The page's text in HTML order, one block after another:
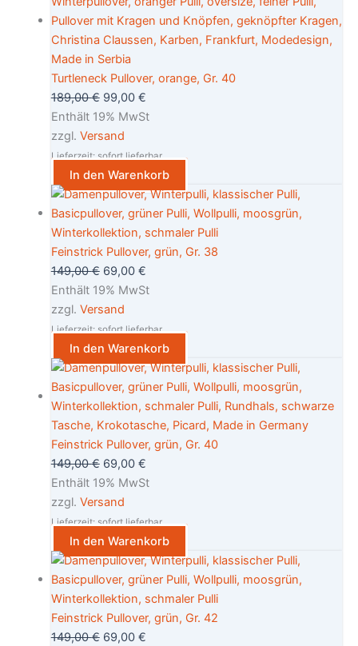
Turtleneck Pullover, orange, Gr. 40
189,00€ 99,00 €
Enthält 19% MwSt
zzgl. Versand
Lieferzeit: sofort lieferbar
In den Warenkorb
Feinstrick Pullover, grün, Gr. 38
149,00€ 69,00 €
Enthält 19% MwSt
zzgl. Versand
Lieferzeit: sofort lieferbar
In den Warenkorb
Feinstrick Pullover, grün, Gr. 40
149,00€ 69,00 €
Enthält 19% MwSt
zzgl. Versand
Lieferzeit: sofort lieferbar
In den Warenkorb
Feinstrick Pullover, grün, Gr. 42
149,00€ 69,00 €